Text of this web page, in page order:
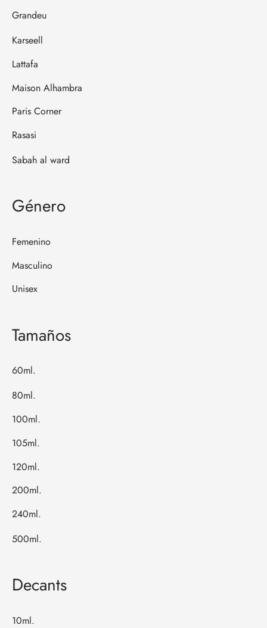
Grandeu
Karseell
Lattafa
Maison Alhambra
Paris Corner
Rasasi
Sabah al ward
Género
Femenino
Masculino
Unisex
Tamaños
60ml.
80ml.
100ml.
105ml.
120ml.
200ml.
240ml.
500ml.
Decants
10ml.